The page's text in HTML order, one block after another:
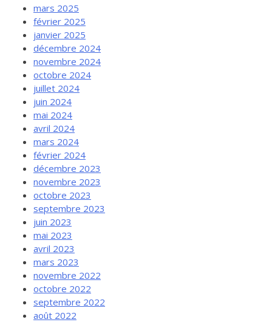
mars 2025
février 2025
janvier 2025
décembre 2024
novembre 2024
octobre 2024
juillet 2024
juin 2024
mai 2024
avril 2024
mars 2024
février 2024
décembre 2023
novembre 2023
octobre 2023
septembre 2023
juin 2023
mai 2023
avril 2023
mars 2023
novembre 2022
octobre 2022
septembre 2022
août 2022